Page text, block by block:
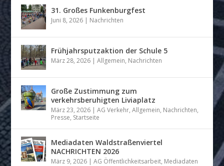
31. Großes Funkenburgfest
Juni 8, 2026 | Nachrichten
Frühjahrsputzaktion der Schule 5
März 28, 2026 |Allgemein, Nachrichten
Große Zustimmung zum
verkehrsberuhigten Liviaplatz
März 23, 2026 |AG Verkehr,Allgemein, Nachrichten,
Presse, Startseite
Mediadaten Waldstraßenviertel
NACHRICHTEN 2026
März 9, 2026 |AG Öffentlichkeitsarbeit, Mediadaten